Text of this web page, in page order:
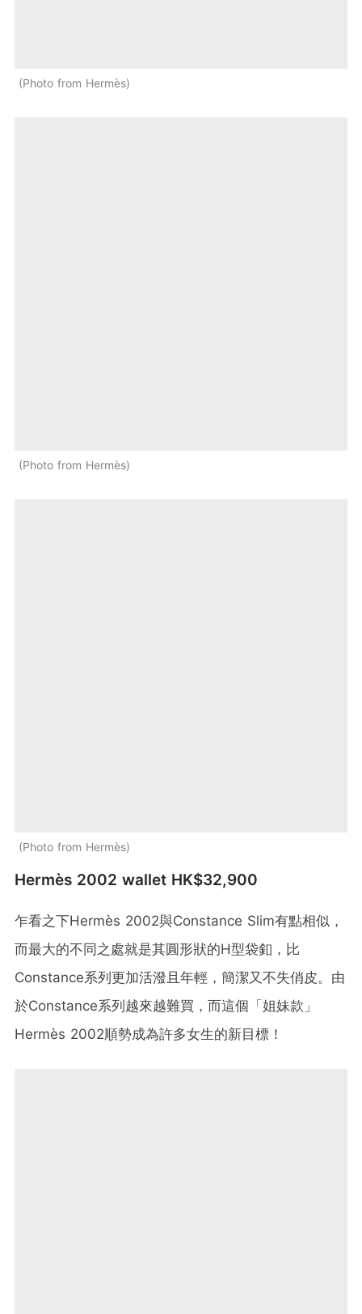
Photo from Hermès
Photo from Hermès
Photo from Hermès
Hermès 2002 wallet HK$32,900
乍看之下Hermès 2002與Constance Slim有點相似，
而最大的不同之處就是其圓形狀的H型袋釦，比
Constance系列更加活潑且年輕，簡潔又不失俏皮。由
於Constance系列越來越難買，而這個「姐妹款」
Hermès 2002順勢成為許多女生的新目標！